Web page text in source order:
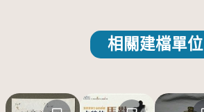
相關建檔單位